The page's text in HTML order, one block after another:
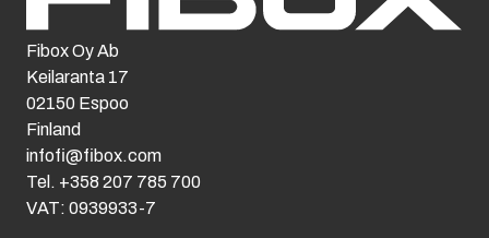
Fibox Oy Ab
Keilaranta 17
02150 Espoo
Finland
infofi@fibox.com
Tel. +358 207 785 700
VAT: 0939933-7